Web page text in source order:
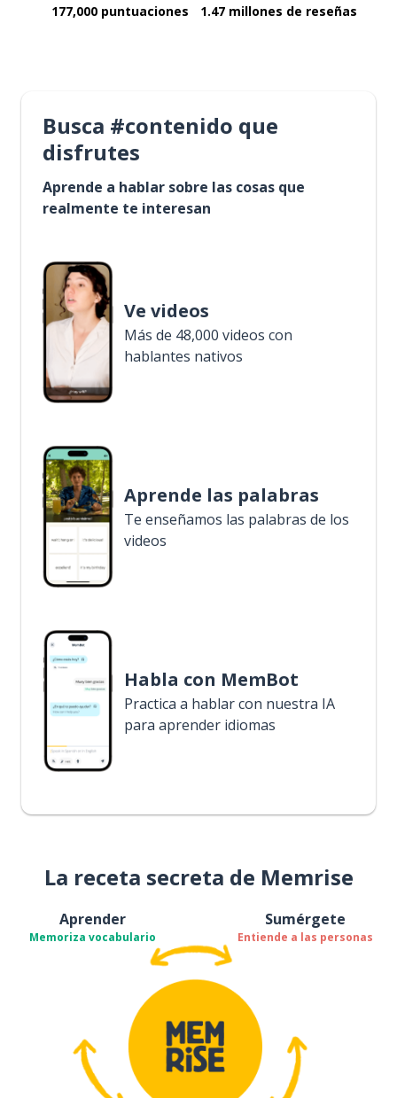
177,000 puntuaciones 1.47 millones de reseñas
Busca #contenido que
disfrutes
Aprende a hablar sobre las cosas que
realmente te interesan
Ve videos
Más de 48,000 videos con
hablantes nativos
Aprende las palabras
Te enseñamos las palabras de los
videos
Habla con MemBot
Practica a hablar con nuestra IA
para aprender idiomas
La receta secreta de Memrise
Aprender
Memoriza vocabulario
Sumérgete
Entiende a las personas